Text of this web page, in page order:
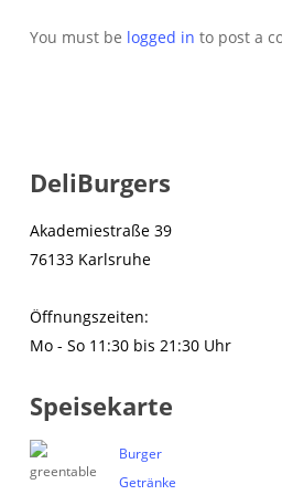
You must be logged in to post a
DeliBurgers
Akademiestraße 39
76133 Karlsruhe
Öffnungszeiten:
Mo - So 11:30 bis 21:30 Uhr
Speisekarte
Burger
Getränke